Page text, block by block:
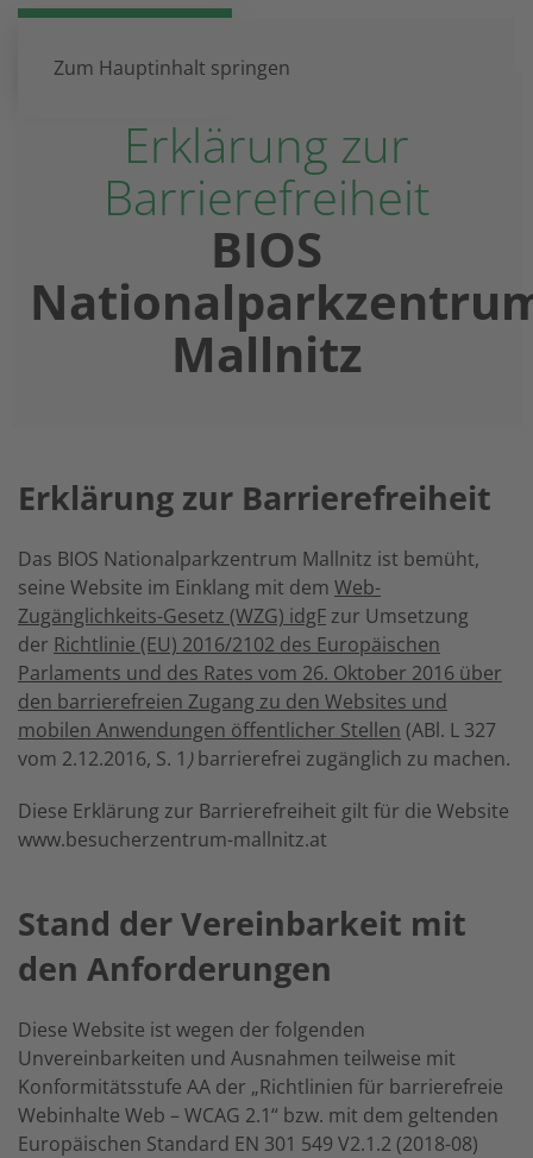
Zum Hauptinhalt springen
Erklärung zur
Barrierefreiheit
BIOS
Mallnitz
Erklärung zur Barrierefreiheit
Das BIOS Nationalparkzentrum Mallnitz ist bemüht,
seine Website im Einklang mit dem Web-
Zugänglichkeits-Gesetz (WZG) idgFzur Umsetzung
der Richtlinie (EU) 2016/2102 des Europäischen
Parlaments und des Rates vom 26. Oktober 2016 über
den barrierefreien Zugang zu den Websites und
mobilen Anwendungen öffentlicher Stellen (ABl. L 327
vom 2.12.2016, S. 1 ) barrierefrei zugänglich zu machen.
Diese Erklärung zur Barrierefreiheit gilt für die Website
www.besucherzentrum-mallnitz.at
Stand der Vereinbarkeit mit
den Anforderungen
Diese Website ist wegen der folgenden
Unvereinbarkeiten und Ausnahmen teilweise mit
Konformitätsstufe AA der „Richtlinien für barrierefreie
Webinhalte Web – WCAG 2.1“ bzw. mit dem geltenden
Europäischen Standard EN 301 549 V2.1.2 (2018-08)